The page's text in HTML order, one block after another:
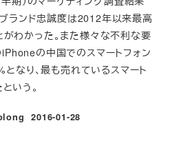
ランド忠誠度は2012年以来最高
がわかった。また様々な不利な要
の中国でのスマートフォン
なり、最も売れているスマート
いう。
投稿日
2016-01-28